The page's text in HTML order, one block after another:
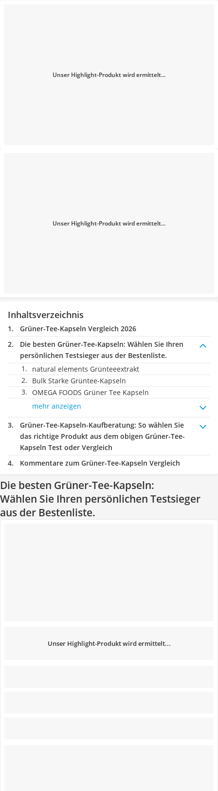
Unser Highlight-Produkt wird ermittelt...
Unser Highlight-Produkt wird ermittelt...
Inhaltsverzeichnis
Grüner-Tee-Kapseln Vergleich 2026
Die besten Grüner-Tee-Kapseln: Wählen Sie Ihren
persönlichen Testsieger aus der Bestenliste.
natural elements Grünteeextrakt
Bulk Starke Grüntee-Kapseln
OMEGA FOODS Grüner Tee Kapseln
mehr anzeigen
Grüner-Tee-Kapseln-Kaufberatung: So wählen Sie
das richtige Produkt aus dem obigen Grüner-Tee-
Kapseln Test oder Vergleich
Kommentare zum Grüner-Tee-Kapseln Vergleich
Die besten Grüner-Tee-Kapseln:
Wählen Sie Ihren persönlichen Testsieger
aus der Bestenliste.
Unser Highlight-Produkt wird ermittelt...